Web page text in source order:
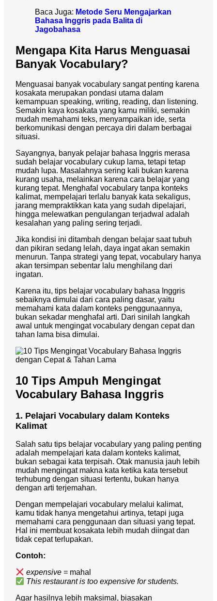
Baca Juga: Metode Seru Mengajarkan
Bahasa Inggris pada Balita di
Jagobahasa
Mengapa Kita Harus Menguasai
Banyak Vocabulary?
Menguasai banyak vocabulary sangat penting karena
kosakata merupakan pondasi utama dalam
kemampuan speaking, writing, reading, dan listening.
Semakin kaya kosakata yang kamu miliki, semakin
mudah memahami teks, menyampaikan ide, serta
berkomunikasi dengan percaya diri dalam berbagai
situasi.
Sayangnya, banyak pelajar bahasa Inggris merasa
sudah belajar vocabulary cukup lama, tetapi tetap
mudah lupa. Masalahnya sering kali bukan karena
kurang usaha, melainkan karena cara belajar yang
kurang tepat. Menghafal vocabulary tanpa konteks
kalimat, mempelajari terlalu banyak kata sekaligus,
jarang mempraktikkan kata yang sudah dipelajari,
hingga melewatkan pengulangan terjadwal adalah
kesalahan yang paling sering terjadi.
Jika kondisi ini ditambah dengan belajar saat tubuh
dan pikiran sedang lelah, daya ingat akan semakin
menurun. Tanpa strategi yang tepat, vocabulary hanya
akan tersimpan sebentar lalu menghilang dari
ingatan.
Karena itu, tips belajar vocabulary bahasa Inggris
sebaiknya dimulai dari cara paling dasar, yaitu
memahami kata dalam konteks penggunaannya,
bukan sekadar menghafal arti. Dari sinilah langkah
awal untuk mengingat vocabulary dengan cepat dan
tahan lama bisa dimulai.
10 Tips Ampuh Mengingat
Vocabulary Bahasa Inggris
1. Pelajari Vocabulary dalam Konteks
Kalimat
Salah satu tips belajar vocabulary yang paling penting
adalah mempelajari kata dalam konteks kalimat,
bukan sebagai kata terpisah. Otak manusia jauh lebih
mudah mengingat makna kata ketika kata tersebut
terhubung dengan situasi tertentu, bukan hanya
dengan arti terjemahan.
Dengan mempelajari vocabulary melalui kalimat,
kamu tidak hanya mengetahui artinya, tetapi juga
memahami cara penggunaan dan situasi yang tepat.
Hal ini membuat kosakata lebih mudah diingat dan
tidak cepat terlupakan.
Contoh:
expensive = mahal
This restaurant is too expensive for students.
Agar hasilnya lebih maksimal, biasakan